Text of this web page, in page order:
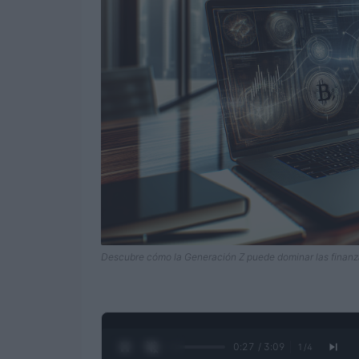
Descubre cómo la Generación Z puede dominar las
0:28 / 3:09 1 /4